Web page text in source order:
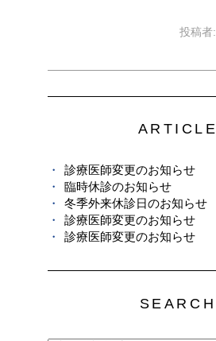
投稿者:
ARTICLE
診療医師変更のお知らせ
臨時休診のお知らせ
冬季外来休診日のお知らせ
診療医師変更のお知らせ
診療医師変更のお知らせ
SEARCH